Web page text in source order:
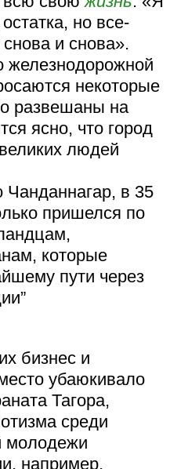
но все-
и снова».
железнодорожной
некоторые
развешаны на
ясно, что город
людей
Чанданнагар, в 35
пришелся по
которые
пути через
бизнес и
убаюкивало
Тагора,
среди
молодежи
например,